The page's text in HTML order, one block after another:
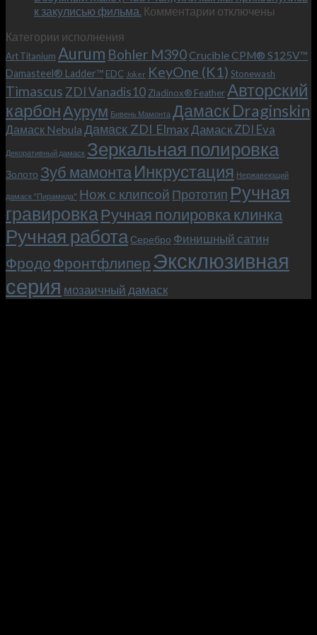
Теперь
и
клипсой!
к закулисью фильма. Комментарии к
Макс
(Mad
Max),
или
как
мы
прикоснулись
к
фильма.
отключены
Категории исполнения
Art Titanium Aurum Bohler M390Crucible CPM® S125V™
Damasteel® Ladder™ EDC Joker KeyOne (K1) Stonewash
Timascus ZDI Vanadis10 Zladinox® FeatherАвторский
карбонАурум Бивень Мамонта Дамаск Draginskin
Дамаск Nebula Дамаск ZDI Elmax Дамаск ZDI Eva
Декоративный дамаск Зеркальная полировка
Золото Зуб мамонтаИнкрустация Нержавеющий
дамаск "Пирамида" Нож с клипсой Прототип Ручная
гравировкаРучная полировка клинка
Ручная работа Серебро Финишный сатин
Фродо Фронтфлипер Эксклюзивная
серия мозаичный дамаск